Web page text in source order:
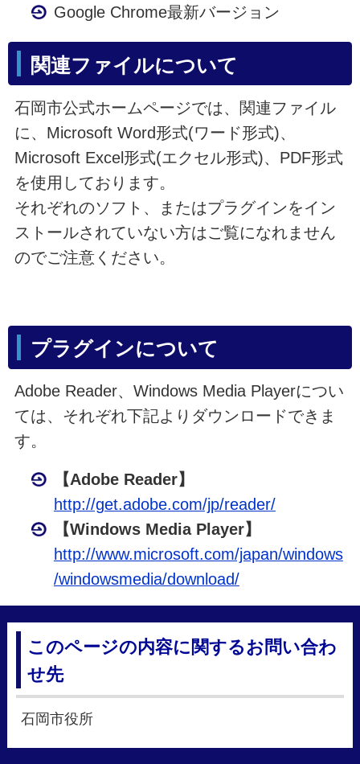
Google Chrome最新バージョン
関連ファイルについて
石岡市公式ホームページでは、関連ファイル
に、Microsoft Word形式(ワード形式)、
Microsoft Excel形式(エクセル形式)、PDF形式
を使用しております。
それぞれのソフト、またはプラグインをイン
ストールされていない方はご覧になれません
のでご注意ください。
プラグインについて
Adobe Reader、Windows Media Playerについ
ては、それぞれ下記よりダウンロードできま
す。
【Adobe Reader】
http://get.adobe.com/jp/reader/
【Windows Media Player】
http://www.microsoft.com/japan/windows
/windowsmedia/download/
このページの内容に関するお問い合わ
せ先
石岡市役所